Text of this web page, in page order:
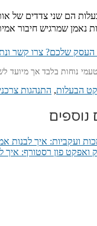
נאמן שמרגיש חיבור
העסק שלכם? צרו קשר
נוחות בלבד אך מיועד
הבעלות, התנהגות
ועקביות: איך לבנות
ואפקט פון רסטורף: